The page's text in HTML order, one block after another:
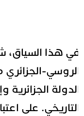
هذا السياق،
الجزائري
الجزائرية
على